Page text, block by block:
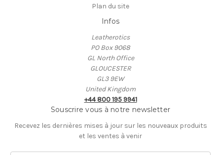
Plan du site
Infos
Leatherotics
PO Box 9068
GL North Office
GLOUCESTER
GL3 9EW
United Kingdom
+44 800 195 9941
Souscrire vous à notre newsletter
Recevez les dernières mises à jour sur les nouveaux produits
et les ventes à venir